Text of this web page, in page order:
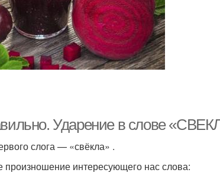
Ударение в слове
сло­га — «свёк­ла» .
инте­ре­су­ю­ще­го нас сло­ва: